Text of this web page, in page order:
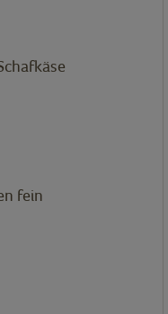
fein